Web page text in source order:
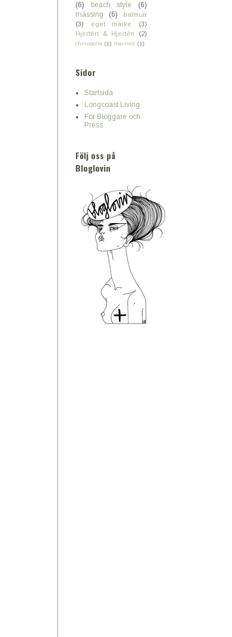
(6)
beach style
(6)
mässing
(6)
balmuir
(3)
eget märke
(3)
Hjertén & Hjertén
(2)
chinoserie (1) marmor (1)
Sidor
Startsida
Longcoast Living
För Bloggare och
Press
Följ oss på
Bloglovin